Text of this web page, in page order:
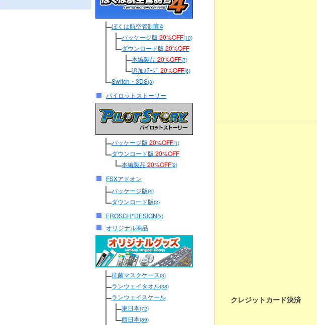
ぼくは航空管制官4
パッケージ版 20%OFF(10)
ダウンロード版 20%OFF
本編製品20%OFF(7)
追加ｽﾃｰｼﾞ 20%OFF(6)
Switch・3DS(3)
パイロットストーリー
パッケージ版 20%OFF(1)
ダウンロード版 20%OFF
本編製品20%OFF(2)
FSXアドオン
パッケージ版(4)
ダウンロード版(2)
FROSCH*DESIGN(3)
オリジナル商品
抗菌マスクケース(3)
ランウェイタオル(38)
ランウェイスケール
東日本(72)
西日本(89)
クレジットカード決済